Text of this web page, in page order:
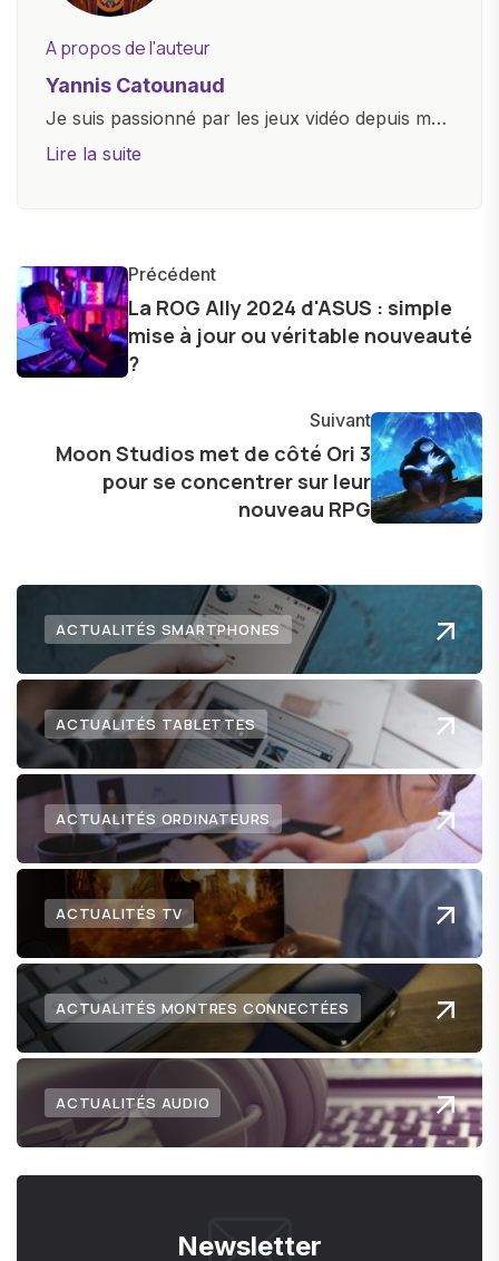
A propos de l'auteur
Yannis Catounaud
Je suis passionné par les jeux vidéo depuis mon
plus jeune âge. Mon amour pour l'univers
et bien d'autres gadgets technologiques. Armé
d'une curiosité insatiable, j'aime dévoiler les
dernières tendances et innovations, partageant
avec enthousiasme mes découvertes avec la
l'exploration constante des frontières de la
technologie me permet de présenter aux
lecteurs un aperçu captivant de ce que le futur
numérique nous réserve.
Lire la suite
Précédent
La ROG Ally 2024 d'ASUS : simple
mise à jour ou véritable nouveauté
?
Suivant
Moon Studios met de côté Ori 3
pour se concentrer sur leur
nouveau RPG
ACTUALITÉS SMARTPHONES
ACTUALITÉS TABLETTES
ACTUALITÉS ORDINATEURS
ACTUALITÉS TV
ACTUALITÉS MONTRES CONNECTÉES
ACTUALITÉS AUDIO
Newsletter